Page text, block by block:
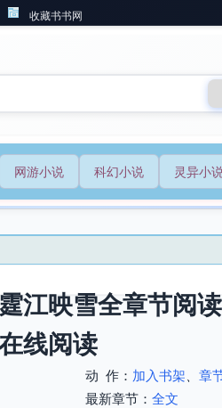
收藏书书网
网游小说 科幻小说 灵异小
江映雪全章节阅
线阅读
动 作： 加入书架、 章
最新章节： 全文